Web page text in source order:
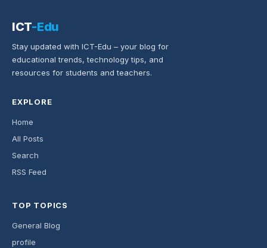
ICT-Edu
Stay updated with ICT-Edu – your blog for
educational trends, technology tips, and
resources for students and teachers.
EXPLORE
Home
All Posts
Search
RSS Feed
TOP TOPICS
General Blog
profile